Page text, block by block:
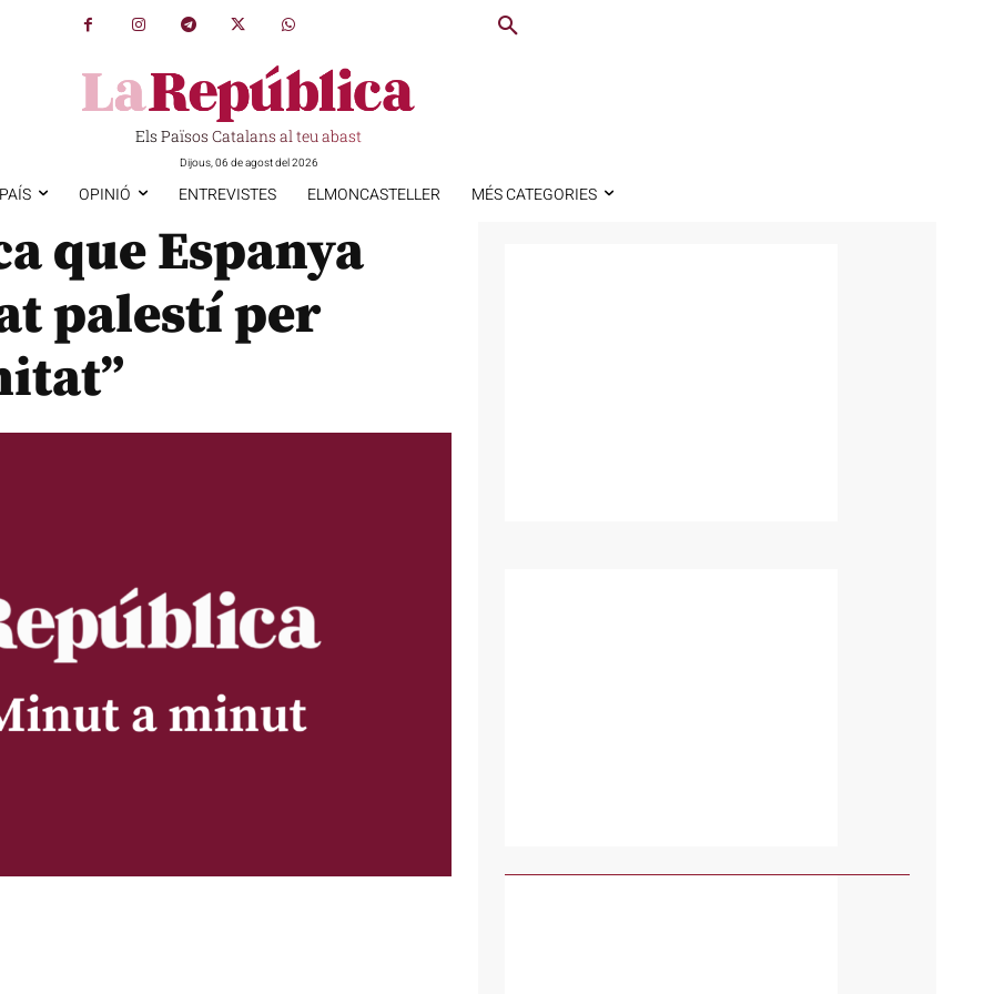
Els Països Catalans al teu abast
Dijous, 06 de agost del 2026
OPINIÓ ENTREVISTES ELMONCASTELLER MÉS CATEGORIES
que Espanya
palestí per